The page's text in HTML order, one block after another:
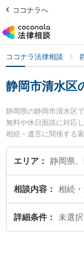
ココナラへ
ココナラ法律相談
静岡市清水区
静岡県の静岡市清水区
無料や休日面談に対応
相続・遺言に関係する
かな分野での絞り込み
弁護士やミモザ法律事
談したい』『遺言変更
い』『初回相談無料で
談予約したい』などで
エリア 静岡県
相談内容 相続
詳細条件 未選択